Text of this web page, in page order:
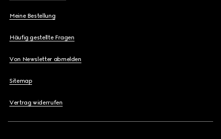
Meine Bestellung
Häufig gestellte Fragen
Von Newsletter abmelden
Sitemap
Vertrag widerrufen